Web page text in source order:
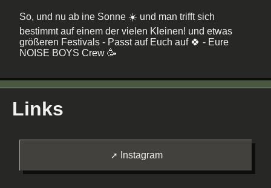
So, und nu ab ine Sonne ☀️ und man trifft sich
bestimmt auf einem der vielen Kleinen! und etwas
größeren Festivals - Passt auf Euch auf 🍀 - Eure
NOISE BOYS Crew 🥳
Links
Instagram